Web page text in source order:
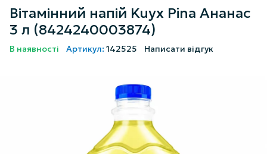
Вітамінний напій Kuyx Pina Ананас
3 л (8424240003874)
В наявності Артикул: 142525 Написати відгук